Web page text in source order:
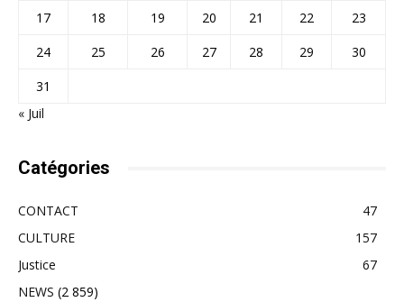
17
18 19 20 21 22
23
24
25 26 27 28 29
30
31
« Juil
Catégories
CONTACT
47
CULTURE
157
Justice
67
NEWS (2 859)